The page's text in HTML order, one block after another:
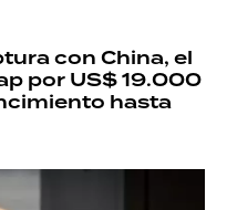
con China, el
por US$ 19.000
hasta